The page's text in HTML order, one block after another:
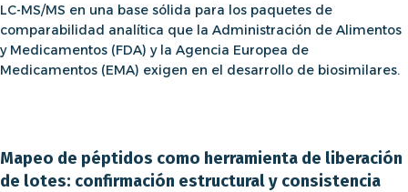
LC-MS/MS en una base sólida para los paquetes de
comparabilidad analítica que la Administración de Alimentos
y Medicamentos (FDA) y la Agencia Europea de
Medicamentos (EMA) exigen en el desarrollo de biosimilares.
Mapeo de péptidos como herramienta de liberación
de lotes: confirmación estructural y consistencia